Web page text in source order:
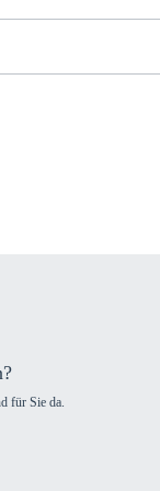
für Sie da.